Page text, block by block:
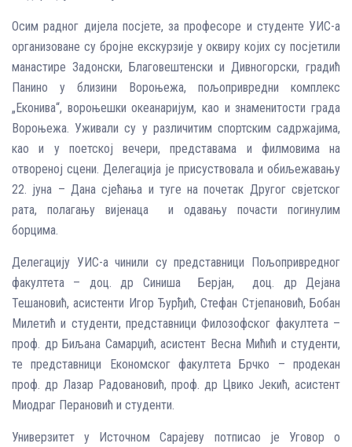
Осим радног дијела посјете, за професоре и студенте УИС-а
организоване су бројне екскурзије у оквиру којих су посјетили
манастире Задонски, Благовештенски и Дивногорски, градић
Панино у близини Вороњежа, пољопривредни комплекс
„Еконива“, вороњешки океанаријум, као и знаменитости града
Вороњежа. Уживали су у различитим спортским садржајима,
као и у поетској вечери, представама и филмовима на
отвореној сцени. Делегација је присуствовала и обиљежавању
22. јуна – Дана сјећања и туге на почетак Другог свјетског
рата, полагању вијенаца и одавању почасти погинулим
борцима.
Делегацију УИС-а чинили су представници Пољопривредног
факултета – доц. др Синиша Берјан, доц. др Дејана
Тешановић, асистенти Игор Ђурђић, Стефан Стјепановић, Бобан
Милетић и студенти, представници Филозофског факултета –
проф. др Биљана Самарџић, асистент Весна Мићић и студенти,
те представници Економског факултета Брчко – продекан
проф. др Лазар Радовановић, проф. др Цвико Јекић, асистент
Миодраг Перановић и студенти.
Универзитет у Источном Сарајеву потписао је Уговор о